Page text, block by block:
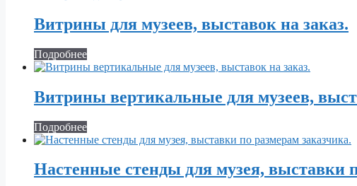
Витрины для музеев, выставок на заказ.
Подробнее
Витрины вертикальные для музеев,
Подробнее
Настенные стенды для музея, выставки